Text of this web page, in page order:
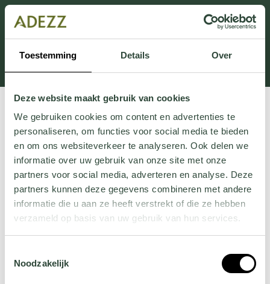
Toestemming Details Over
Deze website maakt gebruik van cookies
We gebruiken cookies om content en advertenties te
personaliseren, om functies voor social media te bieden
en om ons websiteverkeer te analyseren. Ook delen we
informatie over uw gebruik van onze site met onze
partners voor social media, adverteren en analyse. Deze
partners kunnen deze gegevens combineren met andere
informatie die u aan ze heeft verstrekt of die ze hebben
verzameld op basis van uw gebruik van hun services.
jehier.
Noodzakelijk
This section is currently under maintenance.
If you are missing information, you can call us at +31
413 745 423 or email us at